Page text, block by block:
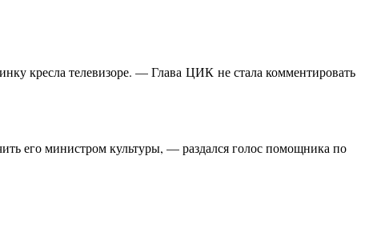
кресла телевизоре. — Глава ЦИК не стала комментировать
его министром культуры, — раздался голос помощника по